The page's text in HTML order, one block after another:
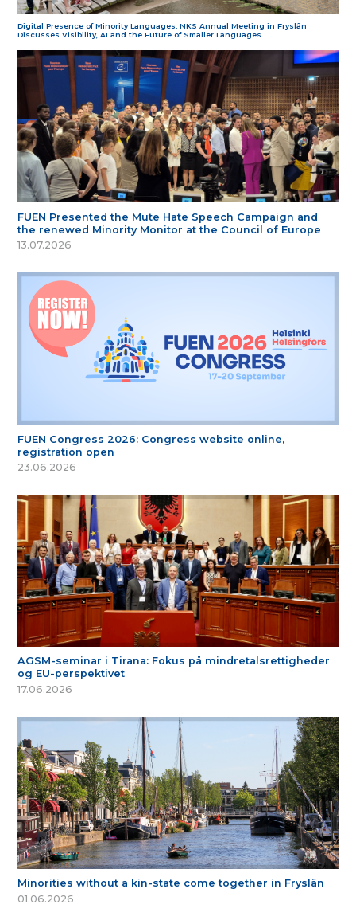
Digital Presence of Minority Languages: NKS Annual Meeting in Fryslân
Discusses Visibility, AI and the Future of Smaller Languages
FUEN Presented the Mute Hate Speech Campaign and
the renewed Minority Monitor at the Council of Europe
13.07.2026
FUEN Congress 2026: Congress website online,
registration open
23.06.2026
AGSM-seminar i Tirana: Fokus på mindretalsrettigheder
og EU-perspektivet
17.06.2026
Minorities without a kin-state come together in Fryslân
01.06.2026